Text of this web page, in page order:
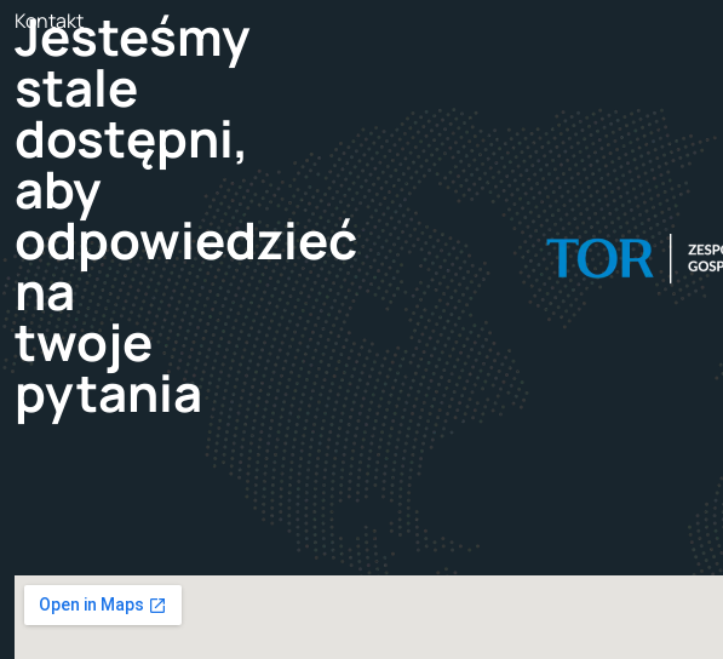
Kontakt
Jesteśmy
stale
dostępni,
aby
odpowiedzieć
na
twoje
pytania